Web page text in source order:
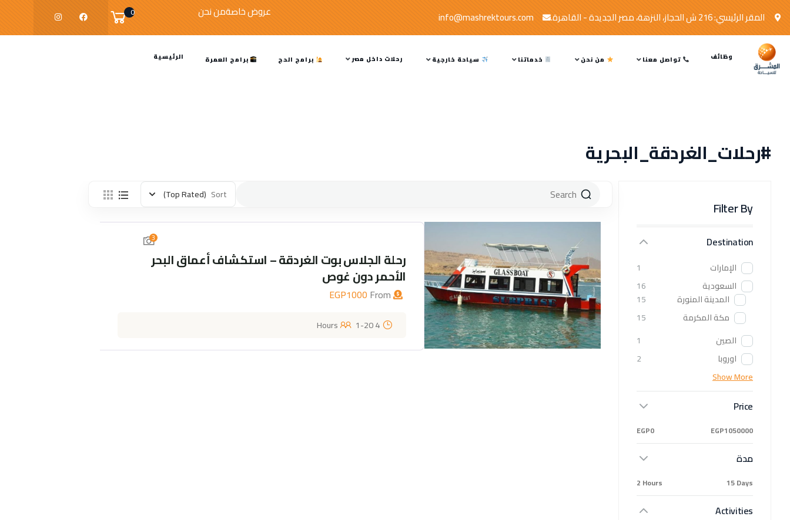
المقر الرئيسي: 216 ش الحجاز، النزهة، مصر الجديدة - القاهرة. info@mashrektours.com عروض خاصةمن نحن 0
الرئيسية برامج العمرة برامج الحج رحلات داخل مصر سياحة خارجية خدماتنا من نحن تواصل معنا وظائف
#رحلات_الغردقة_البحرية
Filter By
Destination
الإمارات
1
السعودية
16
المدينة المنورة
15
مكة المكرمة
15
الصين
1
اوروبا
2
Show More
Price
EGP0 EGP1050000
مدة
2 Hours 15 Days
Activities
Sort
(Top Rated)
3
رحلة الجلاس بوت الغردقة – استكشاف أعماق البحر
الأحمر دون غوص
EGP1000
4 Hours
1-20